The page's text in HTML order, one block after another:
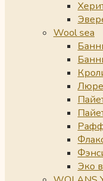
Wool sea
Эко